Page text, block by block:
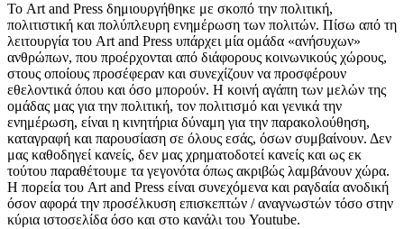
Το Art and Press δημιουργήθηκε με σκοπό την πολιτική,
πολιτιστική και πολύπλευρη ενημέρωση των πολιτών. Πίσω από τη
λειτουργία του Art and Press υπάρχει μία ομάδα «ανήσυχων»
ανθρώπων, που προέρχονται από διάφορους κοινωνικούς χώρους,
στους οποίους προσέφεραν και συνεχίζουν να προσφέρουν
εθελοντικά όπου και όσο μπορούν. Η κοινή αγάπη των μελών της
ομάδας μας για την πολιτική, τον πολιτισμό και γενικά την
ενημέρωση, είναι η κινητήρια δύναμη για την παρακολούθηση,
καταγραφή και παρουσίαση σε όλους εσάς, όσων συμβαίνουν. Δεν
μας καθοδηγεί κανείς, δεν μας χρηματοδοτεί κανείς και ως εκ
τούτου παραθέτουμε τα γεγονότα όπως ακριβώς λαμβάνουν χώρα.
Η πορεία του Art and Press είναι συνεχόμενα και ραγδαία ανοδική
όσον αφορά την προσέλκυση επισκεπτών / αναγνωστών τόσο στην
κύρια ιστοσελίδα όσο και στο κανάλι του Youtube.